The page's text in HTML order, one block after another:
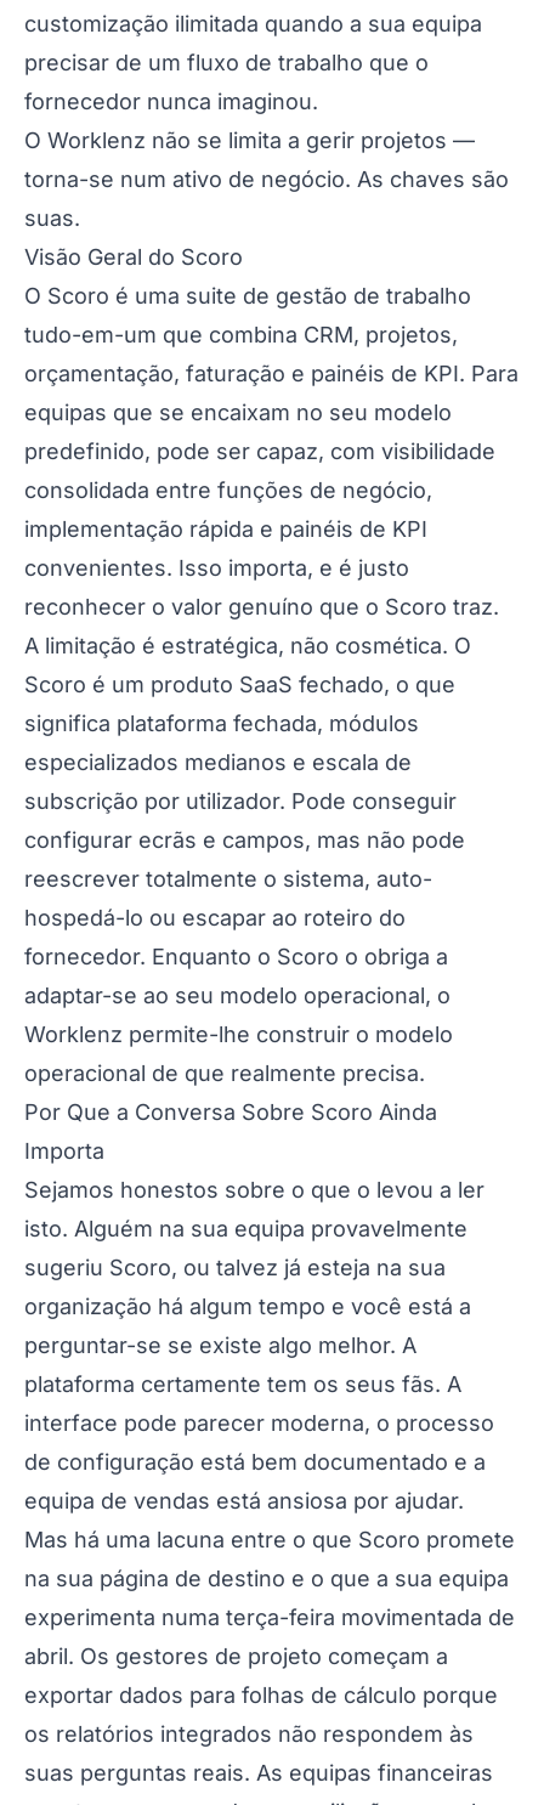
customização ilimitada quando a sua equipa
precisar de um fluxo de trabalho que o
fornecedor nunca imaginou.
O Worklenz não se limita a gerir projetos —
torna-se num ativo de negócio. As chaves são
suas.
Visão Geral do Scoro
O Scoro é uma suite de gestão de trabalho
tudo-em-um que combina CRM, projetos,
orçamentação, faturação e painéis de KPI. Para
equipas que se encaixam no seu modelo
predefinido, pode ser capaz, com visibilidade
consolidada entre funções de negócio,
implementação rápida e painéis de KPI
convenientes. Isso importa, e é justo
reconhecer o valor genuíno que o Scoro traz.
A limitação é estratégica, não cosmética. O
Scoro é um produto SaaS fechado, o que
significa plataforma fechada, módulos
especializados medianos e escala de
subscrição por utilizador. Pode conseguir
configurar ecrãs e campos, mas não pode
reescrever totalmente o sistema, auto-
hospedá-lo ou escapar ao roteiro do
fornecedor. Enquanto o Scoro o obriga a
adaptar-se ao seu modelo operacional, o
Worklenz permite-lhe construir o modelo
operacional de que realmente precisa.
Por Que a Conversa Sobre Scoro Ainda
Importa
Sejamos honestos sobre o que o levou a ler
isto. Alguém na sua equipa provavelmente
sugeriu Scoro, ou talvez já esteja na sua
organização há algum tempo e você está a
perguntar-se se existe algo melhor. A
plataforma certamente tem os seus fãs. A
interface pode parecer moderna, o processo
de configuração está bem documentado e a
equipa de vendas está ansiosa por ajudar.
Mas há uma lacuna entre o que Scoro promete
na sua página de destino e o que a sua equipa
experimenta numa terça-feira movimentada de
abril. Os gestores de projeto começam a
exportar dados para folhas de cálculo porque
os relatórios integrados não respondem às
suas perguntas reais. As equipas financeiras